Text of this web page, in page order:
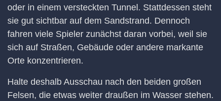
oder in einem versteckten Tunnel. Stattdessen steht
sie gut sichtbar auf dem Sandstrand. Dennoch
fahren viele Spieler zunächst daran vorbei, weil sie
sich auf Straßen, Gebäude oder andere markante
Orte konzentrieren.
Halte deshalb Ausschau nach den beiden großen
Felsen, die etwas weiter draußen im Wasser stehen.